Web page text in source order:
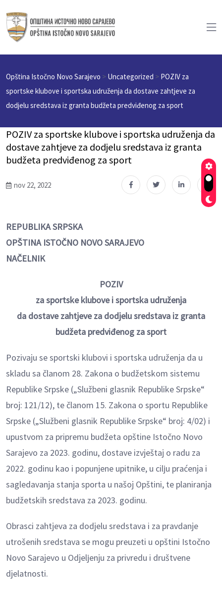
Opština Istočno Novo Sarajevo > Uncategorized > POZIV za
sportske klubove i sportska udruženja da dostave zahtjeve za
dodjelu sredstava iz granta budžeta predviđenog za sport
POZIV za sportske klubove i sportska udruženja da
dostave zahtjeve za dodjelu sredstava iz granta
budžeta predviđenog za sport
nov 22, 2022
REPUBLIKA SRPSKA
OPŠTINA ISTOČNO NOVO SARAJEVO
NAČELNIK
POZIV
za sportske klubove i sportska udruženja
da dostave zahtjeve za dodjelu sredstava iz granta
budžeta predviđenog za sport
Pozivaju se sportski klubovi i sportska udruženja da u
skladu sa članom 28. Zakona o budžetskom sistemu
Republike Srpske („Službeni glasnik Republike Srpske“
broj: 121/12), te članom 15. Zakona o sportu Republike
Srpske („Službeni glasnik Republike Srpske“ broj: 4/02) i
upustvom za pripremu budžeta opštine Istočno Novo
Sarajevo za 2023. godinu, dostave izvještaj o radu za
2022. godinu kao i popunjene upitnike, u cilјu praćenja i
sagledavanja stanja sporta u našoj Opštini, te planiranja
budžetskih sredstava za 2023. godinu.
Obrasci zahtjeva za dodjelu sredstava i za pravdanje
utrošenih sredstava se mogu preuzeti u opštini Istočno
Novo Sarajevo u Odjelјenju za privredu i društvene
djelatnosti.